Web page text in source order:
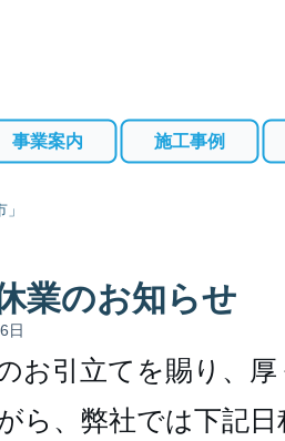
事業案内 施工事例
業のお知らせ
日
お引立てを賜り、
ら、弊社では下記